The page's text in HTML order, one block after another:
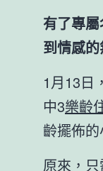
有了專
到情感
1月13日
中3樂齡
齡擺佈的
原來，